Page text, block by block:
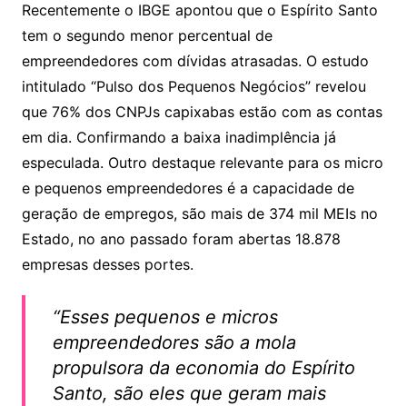
Recentemente o IBGE apontou que o Espírito Santo
tem o segundo menor percentual de
empreendedores com dívidas atrasadas. O estudo
intitulado “Pulso dos Pequenos Negócios” revelou
que 76% dos CNPJs capixabas estão com as contas
em dia. Confirmando a baixa inadimplência já
especulada. Outro destaque relevante para os micro
e pequenos empreendedores é a capacidade de
geração de empregos, são mais de 374 mil MEIs no
Estado, no ano passado foram abertas 18.878
empresas desses portes.
“Esses pequenos e micros
empreendedores são a mola
propulsora da economia do Espírito
Santo, são eles que geram mais